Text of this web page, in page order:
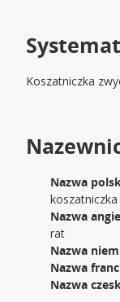
Koszatniczka
Nazwa
Nazwa
rat
Nazwa
Nazwa
Nazwa